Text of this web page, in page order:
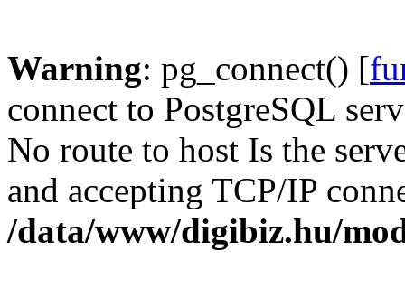
Warning: pg_connect() [
connect to PostgreSQL
No route to host Is the
and accepting TCP/IP
/data/www/digibiz.hu/